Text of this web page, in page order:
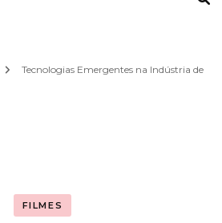
Tecnologias Emergentes na Indústria de
FILMES